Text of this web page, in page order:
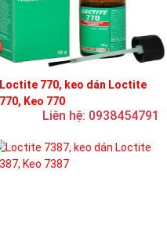
Loctite 770, keo dán Loctite
770, Keo 770
Liên hệ: 0938454791